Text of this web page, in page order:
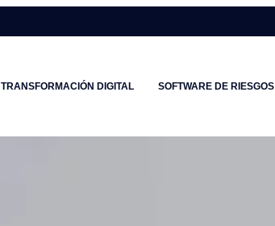
TRANSFORMACIÓN DIGITAL SOFTWARE DE RIESGOS